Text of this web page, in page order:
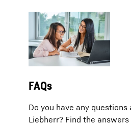
FAQs
Do you have any
Liebherr? Find the answers